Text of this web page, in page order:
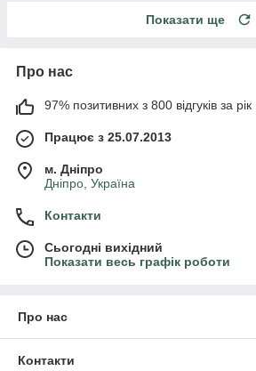
Показати ще
Про нас
97% позитивних з 800 відгуків за рік
Працює з 25.07.2013
м. Дніпро
Дніпро, Україна
Контакти
Сьогодні вихідний
Показати весь графік роботи
Про нас
Контакти